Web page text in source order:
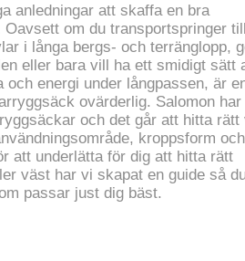
anledningar att skaffa en bra
Oavsett om du transportspringer
i långa bergs- och terränglopp,
eller bara vill ha ett smidigt sätt
och energi under långpassen, är
ovärderlig. Salomon
och det går att hitta rätt
kroppsform och
att underlätta för dig att hitta rätt
väst har vi skapat en guide så
passar just dig bäst.